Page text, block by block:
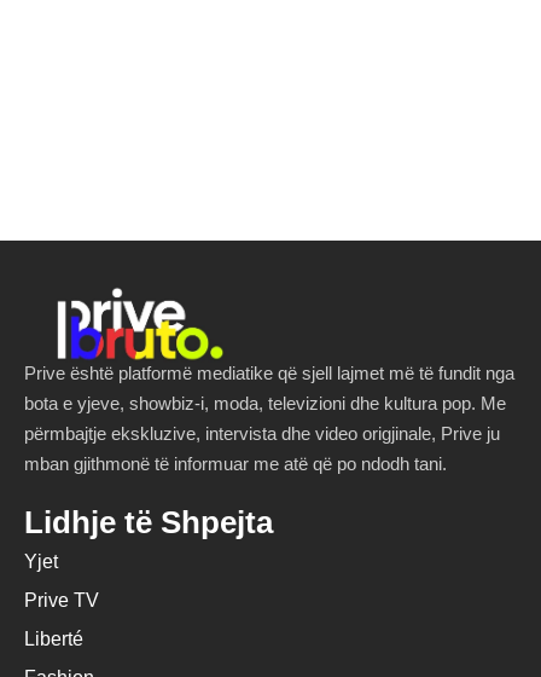
Prive është platformë mediatike që sjell lajmet më të fundit nga
bota e yjeve, showbiz-i, moda, televizioni dhe kultura pop. Me
përmbajtje ekskluzive, intervista dhe video origjinale, Prive ju
mban gjithmonë të informuar me atë që po ndodh tani.
Lidhje të Shpejta
Yjet
Prive TV
Liberté